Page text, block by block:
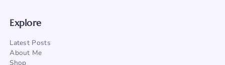
Explore
Latest Posts
About Me
Shop